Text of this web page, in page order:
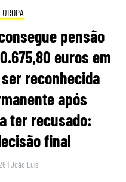
pensão
euros em
reconhecida
após
ter recusado:
final
|João Luís